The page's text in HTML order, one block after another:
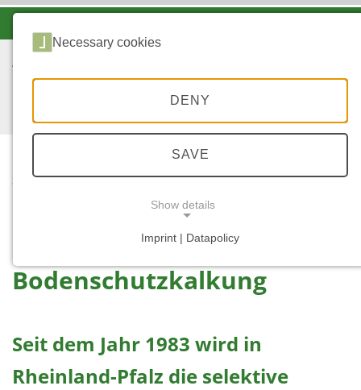
START
...
BODENSCHUTZKALKUN
Bodenschutzkalkung
Seit dem Jahr 1983 wird in
Rheinland-Pfalz die selektive
Necessary cookies
DENY
SAVE
Show details
Imprint | Datapolicy